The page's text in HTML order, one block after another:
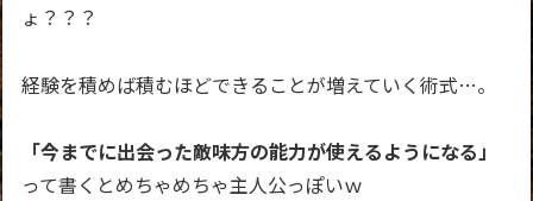
ょ？？？
経験を積めば積むほどできることが増えていく術式…。
「今までに出会った敵味方の能力が使えるようになる」
って書くとめちゃめちゃ主人公っぽいｗ